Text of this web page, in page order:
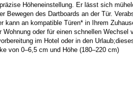
Höheneinstellung. Er lässt sich
Bewegen des Dartboards an der Tür.
kann an kompatible Türen* in Ihrem
oder für einen schnellen Wechsel
im Hotel oder in den Urlaub;
von 0–6,5 cm und Höhe (180–220 cm)